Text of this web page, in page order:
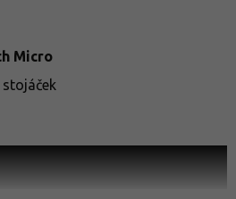
Micro